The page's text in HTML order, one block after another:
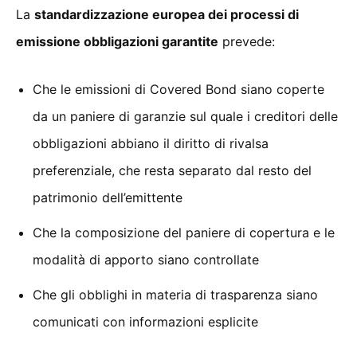
La standardizzazione europea dei processi di
emissione obbligazioni garantite prevede:
Che le emissioni di Covered Bond siano coperte
da un paniere di garanzie sul quale i creditori delle
obbligazioni abbiano il diritto di rivalsa
preferenziale, che resta separato dal resto del
patrimonio dell’emittente
Che la composizione del paniere di copertura e le
modalità di apporto siano controllate
Che gli obblighi in materia di trasparenza siano
comunicati con informazioni esplicite